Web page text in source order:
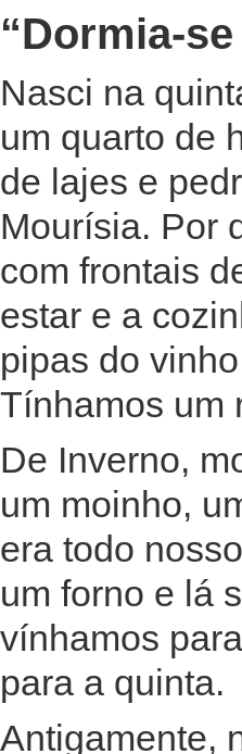
“Dormia-
Nasci na
um quarto de
de lajes e
Mourísia. Por
com frontais
estar e a
pipas do
Tínhamos um
De Inverno,
um moinho,
era todo
um forno e lá
vínhamos
para a quinta.
Antigamente,